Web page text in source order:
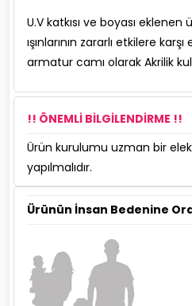
U.V katkısı ve boyası
ışınlarının zararlı etkilere
armatur camı olarak Akrilik
!! ÖNEMLİ BİLGİLENDİRME !!
Ürün kurulumu uzman bir
yapılmalıdır.
Ürünün İnsan Bedenine